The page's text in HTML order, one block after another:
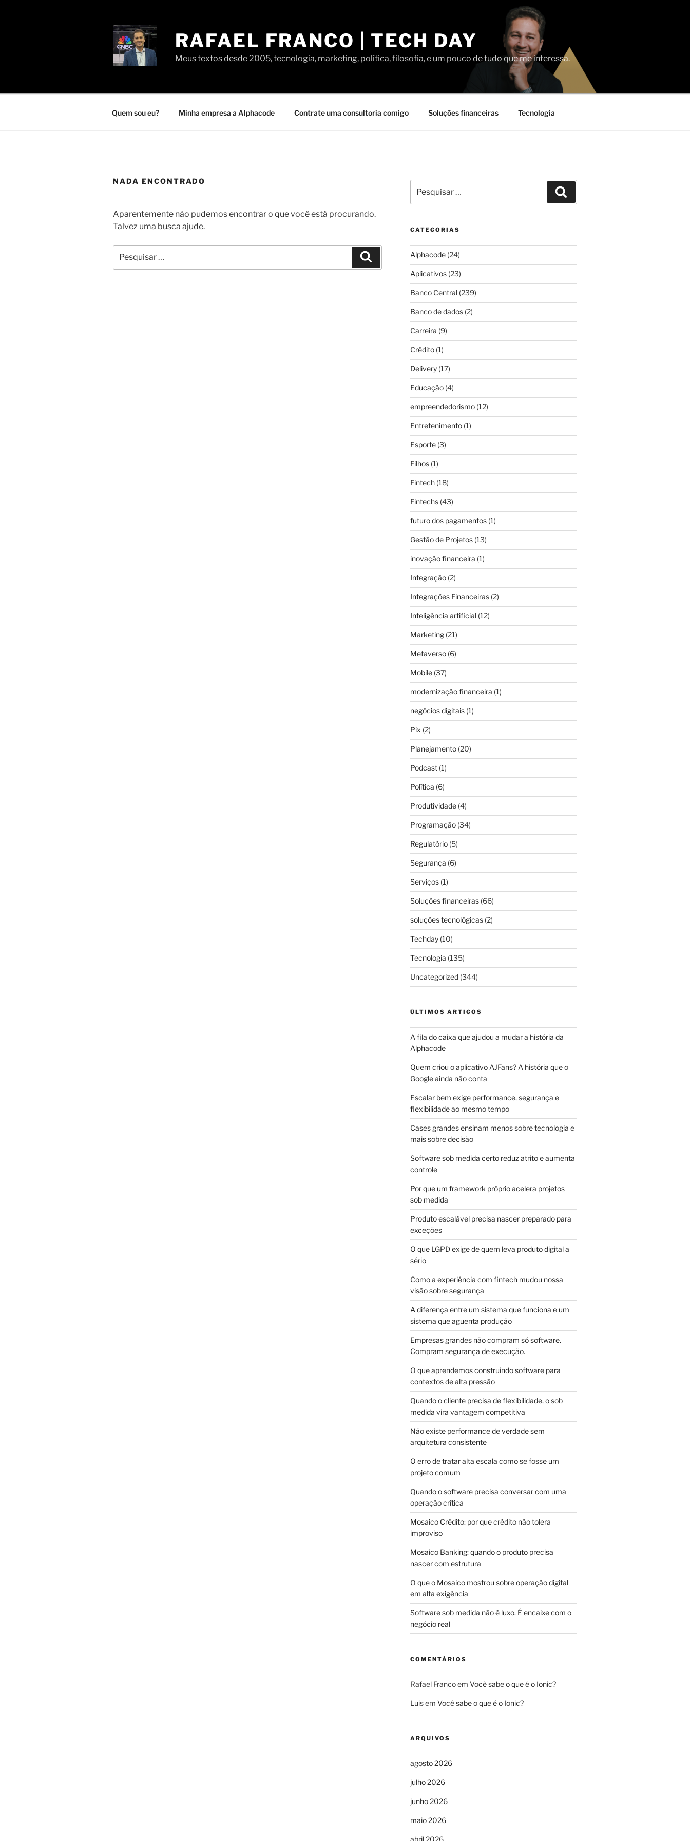
RAFAEL FRANCO | TECH DAY
Meus textos desde 2005, tecnologia, marketing, política, filosofia, e um pouco de tudo que me interessa.
Quem sou eu? Minha empresa a Alphacode Contrate uma consultoria comigo Soluções financeiras Tecnologia
NADA ENCONTRADO
Aparentemente não pudemos encontrar o que você está procurando.
Talvez uma busca ajude.
por:
Pesquisar
por:
CATEGORIAS
Alphacode(24)
Aplicativos(23)
Banco Central(239)
Banco de dados(2)
Carreira (9)
Crédito(1)
Delivery(17)
Educação(4)
empreendedorismo(12)
Entretenimento(1)
Esporte(3)
Filhos(1)
Fintech(18)
Fintechs(43)
futuro dos pagamentos(1)
Gestão de Projetos(13)
inovação financeira (1)
Integração(2)
Integrações Financeiras(2)
Inteligência artificial(12)
Marketing(21)
Metaverso(6)
Mobile(37)
modernização financeira (1)
negócios digitais(1)
Pix (2)
Planejamento(20)
Podcast(1)
Política (6)
Produtividade(4)
Programação(34)
Regulatório(5)
Segurança (6)
Serviços(1)
Soluções financeiras(66)
soluções tecnológicas(2)
Techday(10)
Tecnologia (135)
Uncategorized(344)
ÚLTIMOS ARTIGOS
A fila do caixa que ajudou a mudar a história da
Alphacode
Quem criou o aplicativo AJFans? A história que o
Google ainda não conta
Escalar bem exige performance, segurança e
flexibilidade ao mesmo tempo
Cases grandes ensinam menos sobre tecnologia e
mais sobre decisão
Software sob medida certo reduz atrito e aumenta
controle
Por que um framework próprio acelera projetos
sob medida
Produto escalável precisa nascer preparado para
exceções
O que LGPD exige de quem leva produto digital a
sério
Como a experiência com fintech mudou nossa
visão sobre segurança
A diferença entre um sistema que funciona e um
sistema que aguenta produção
Empresas grandes não compram só software.
Compram segurança de execução.
O que aprendemos construindo software para
contextos de alta pressão
Quando o cliente precisa de flexibilidade, o sob
medida vira vantagem competitiva
Não existe performance de verdade sem
arquitetura consistente
O erro de tratar alta escala como se fosse um
projeto comum
Quando o software precisa conversar com uma
operação crítica
Mosaico Crédito: por que crédito não tolera
improviso
Mosaico Banking: quando o produto precisa
nascer com estrutura
O que o Mosaico mostrou sobre operação digital
em alta exigência
Software sob medida não é luxo. É encaixe com o
negócio real
COMENTÁRIOS
Rafael Francoem Você sabe o que é o Ionic?
Luisem Você sabe o que é o Ionic?
ARQUIVOS
agosto 2026
julho 2026
junho 2026
maio 2026